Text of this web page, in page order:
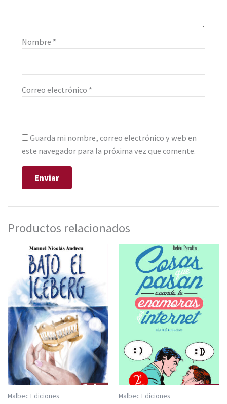
Nombre *
Correo electrónico *
Guarda mi nombre, correo electrónico y web en
este navegador para la próxima vez que comente.
Productos relacionados
Malbec Ediciones Malbec Ediciones